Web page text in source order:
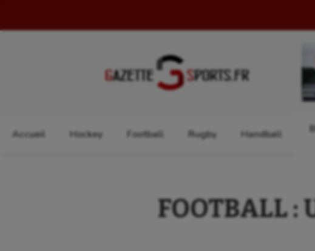
Accueil Hockey Football Rugby Handball
FOOTBALL